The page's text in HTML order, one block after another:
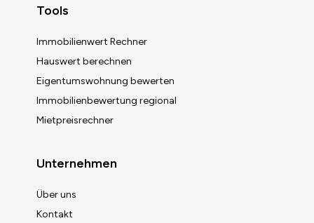
Tools
Immobilienwert Rechner
Hauswert berechnen
Eigentumswohnung bewerten
Immobilienbewertung regional
Mietpreisrechner
Unternehmen
Über uns
Kontakt